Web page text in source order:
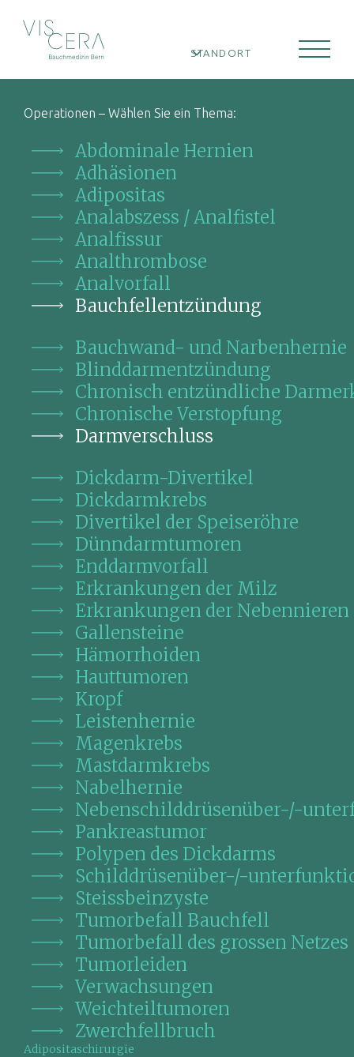
STANDORT
Operationen – Wählen Sie ein Thema:
Abdominale Hernien
Adhäsionen
Adipositas
Analabszess / Analfistel
Analfissur
Analthrombose
Analvorfall
Bauchfellentzündung
Bauchwand- und Narbenhernie
Blinddarmentzündung
Chronisch entzündliche
Chronische Verstopfung
Darmverschluss
Dickdarm-Divertikel
Dickdarmkrebs
Divertikel der Speiseröhre
Dünndarmtumoren
Enddarmvorfall
Erkrankungen der Milz
Erkrankungen der Nebennieren
Gallensteine
Hämorrhoiden
Hauttumoren
Kropf
Leistenhernie
Magenkrebs
Mastdarmkrebs
Nabelhernie
Nebenschilddrüsenüber-/-
Pankreastumor
Polypen des Dickdarms
Schilddrüsenüber-/-
Steissbeinzyste
Tumorbefall Bauchfell
Tumorbefall des grossen Netzes
Tumorleiden
Verwachsungen
Weichteiltumoren
Zwerchfellbruch
Adipositaschirurgie